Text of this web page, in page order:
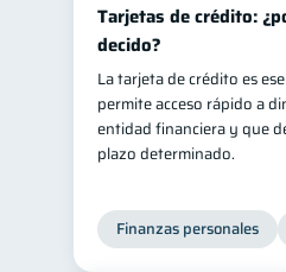
Tarjetas de crédito:
decido?
La tarjeta de crédito es
permite acceso rápido a
entidad financiera y que
plazo determinado.
Finanzas personales